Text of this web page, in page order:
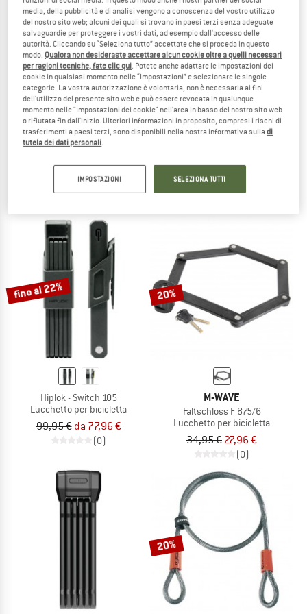
TO THE SALE
MATADOR
10,95 €
15%
10,16 €
fino al 22%
Hiplok - Switch 105
Lucchetto per bicicletta
99,95 € da 77,96 €
(0)
20%
M-WAVE
Faltschloss F 875/6
Lucchetto per bicicletta
34,95 € 27,96 €
(0)
20%
media, della pubblicità e di analisi vengono a conoscenza del vostro utilizzo
del nostro sito web; alcuni dei quali si trovano in paesi terzi senza adeguate
salvaguardie per proteggere i vostri dati, ad esempio dall'accesso delle
autorità. Cliccando su “Seleziona tutto” accettate che si proceda in questo
modo. Qualora non desideraste accettare alcun cookie oltre a quelli necessari
per ragioni tecniche, fate clic qui. Potete anche adattare le impostazioni dei
cookie in qualsiasi momento nelle “Impostazioni” e selezionare le singole
categorie. La vostra autorizzazione è volontaria, non è necessaria ai fini
dell'utilizzo del presente sito web e può essere revocata in qualunque
momento nelle "Impostazioni dei cookie" nell'area in basso del nostro sito web
o rifiutata fin dall'inizio. Ulteriori informazioni in proposito, compresi i rischi di
trasferimenti a paesi terzi, sono disponibili nella nostra informativa sulladi
tutela dei dati personali.
IMPOSTAZIONI SELEZIONA TUTTI